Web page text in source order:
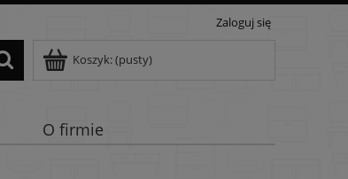
Zaloguj się
Koszyk:(pusty)
O firmie